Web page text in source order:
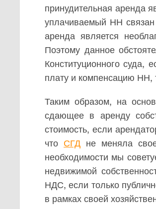
принудительная аренда
уплачиваемый НН связан
аренда является
Поэтому данное
Конституционного суда,
плату и компенсацию НН,
Таким образом, на
сдающее в аренду
стоимость, если
что СГД не меняла
необходимости мы
недвижимой
НДС, если только
в рамках своей